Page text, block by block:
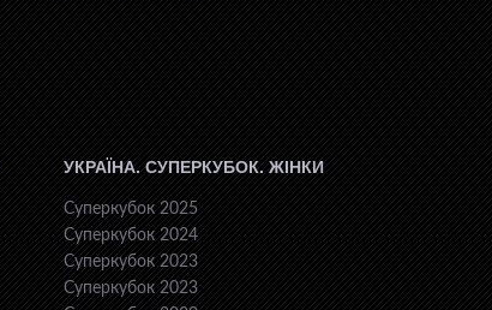
УКРАЇНА. СУПЕРКУБОК. ЖІНКИ
Суперкубок 2025
Суперкубок 2024
Суперкубок 2023
Суперкубок 2023